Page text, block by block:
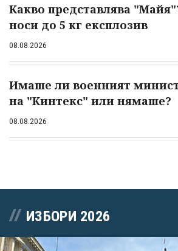
Какво представлява
носи до 5 кг експлозив
08.08.2026
Имаше ли военният
на "Кинтекс" или нямаше?
08.08.2026
ИЗБОРИ 2026